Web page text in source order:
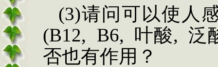
(3)请问可以使人
(B12, B6, 叶酸, 泛
否也有作用？